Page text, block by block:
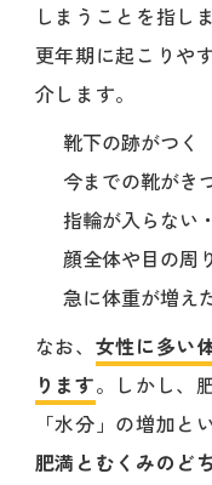
しまうことを指し
更年期に起こりや
介します。
靴下の跡がつく
今までの靴がき
指輪が入らない
顔全体や目の周
急に体重が増え
なお、 女性に多い
ります。しかし、
「水分」の増加と
肥満とむくみのど